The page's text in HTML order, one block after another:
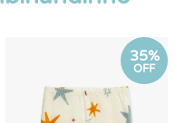
35%
OFF